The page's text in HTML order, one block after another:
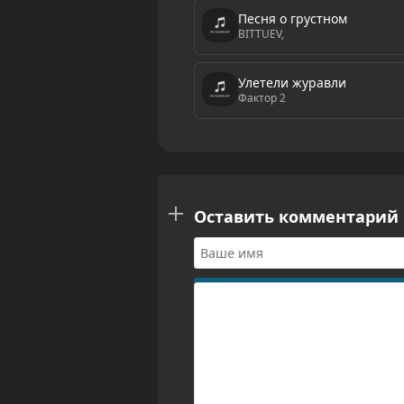
Песня о грустном
BITTUEV,
Улетели журавли
Фактор 2
Оставить комментарий